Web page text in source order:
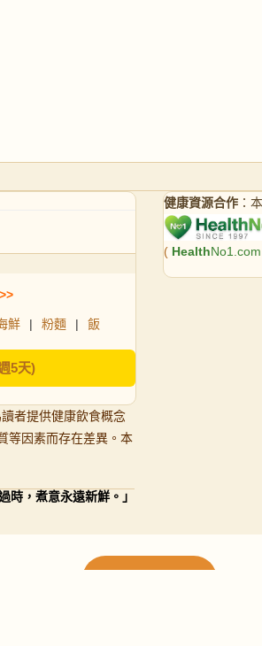
>>
鮮 | 粉麵 | 飯
5天)
者提供健康飲食概念
等因素而存在差異。本
時，煮意永遠新鮮。」
健康資源合作 ：
( HealthNo1.com